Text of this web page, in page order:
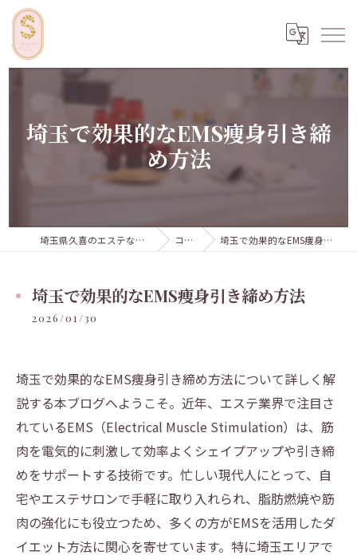
埼玉で効果的なEMS痩身引き締
め方法
埼玉県久喜のエステならSugar...iyr コラム 埼玉で効果的なEMS痩身引き締め方法
埼玉で効果的なEMS痩身引き締め方法
2026/01/30
埼玉で効果的なEMS痩身引き締め方法について詳しく解
説する本ブログへようこそ。近年、エステ業界で注目さ
れているEMS（Electrical Muscle Stimulation）は、筋
肉を電気的に刺激して効率よくシェイプアップや引き締
めをサポートする技術です。忙しい現代人にとって、自
宅やエステサロンで手軽に取り入れられ、脂肪燃焼や筋
肉の強化にも役立つため、多くの方がEMSを活用したダ
イエット方法に関心を寄せています。特に埼玉エリアで